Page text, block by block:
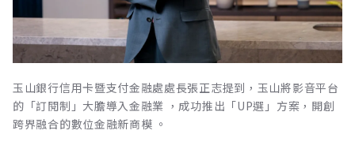
玉山銀行信用卡暨支付金融處處長張正志提到，玉山將影音平台
的「訂閱制」大膽導入金融業 ，成功推出「UP選」方案，開創
跨界融合的數位金融新商模 。